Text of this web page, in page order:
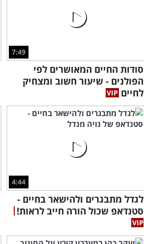
7:49
סודות החיים המאושרים לפי
הפולנים - שיעור חשוב ומצחיק
לחיים
4:44
לגדל מתבגרים ולהישאר בחיים -
סטנדאפ שכול הורה חייב לראות!